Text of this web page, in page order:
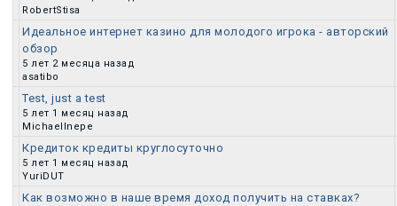
Обычная тема
RobertStisa
Обычная тема
Идеальное интернет казино для молодого игрока - авторский
обзор
5 лет 2 месяца назад
asatibo
Обычная тема
Test, just a test
5 лет 1 месяц назад
MichaelInepe
Обычная тема
Кредиток кредиты круглосуточно
5 лет 1 месяц назад
YuriDUT
Как возможно в наше время доход получить на ставках?